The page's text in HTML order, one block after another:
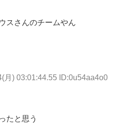
スさんのチームやん
月) 03:01:44.55 ID:0u54aa4o0
たと思う